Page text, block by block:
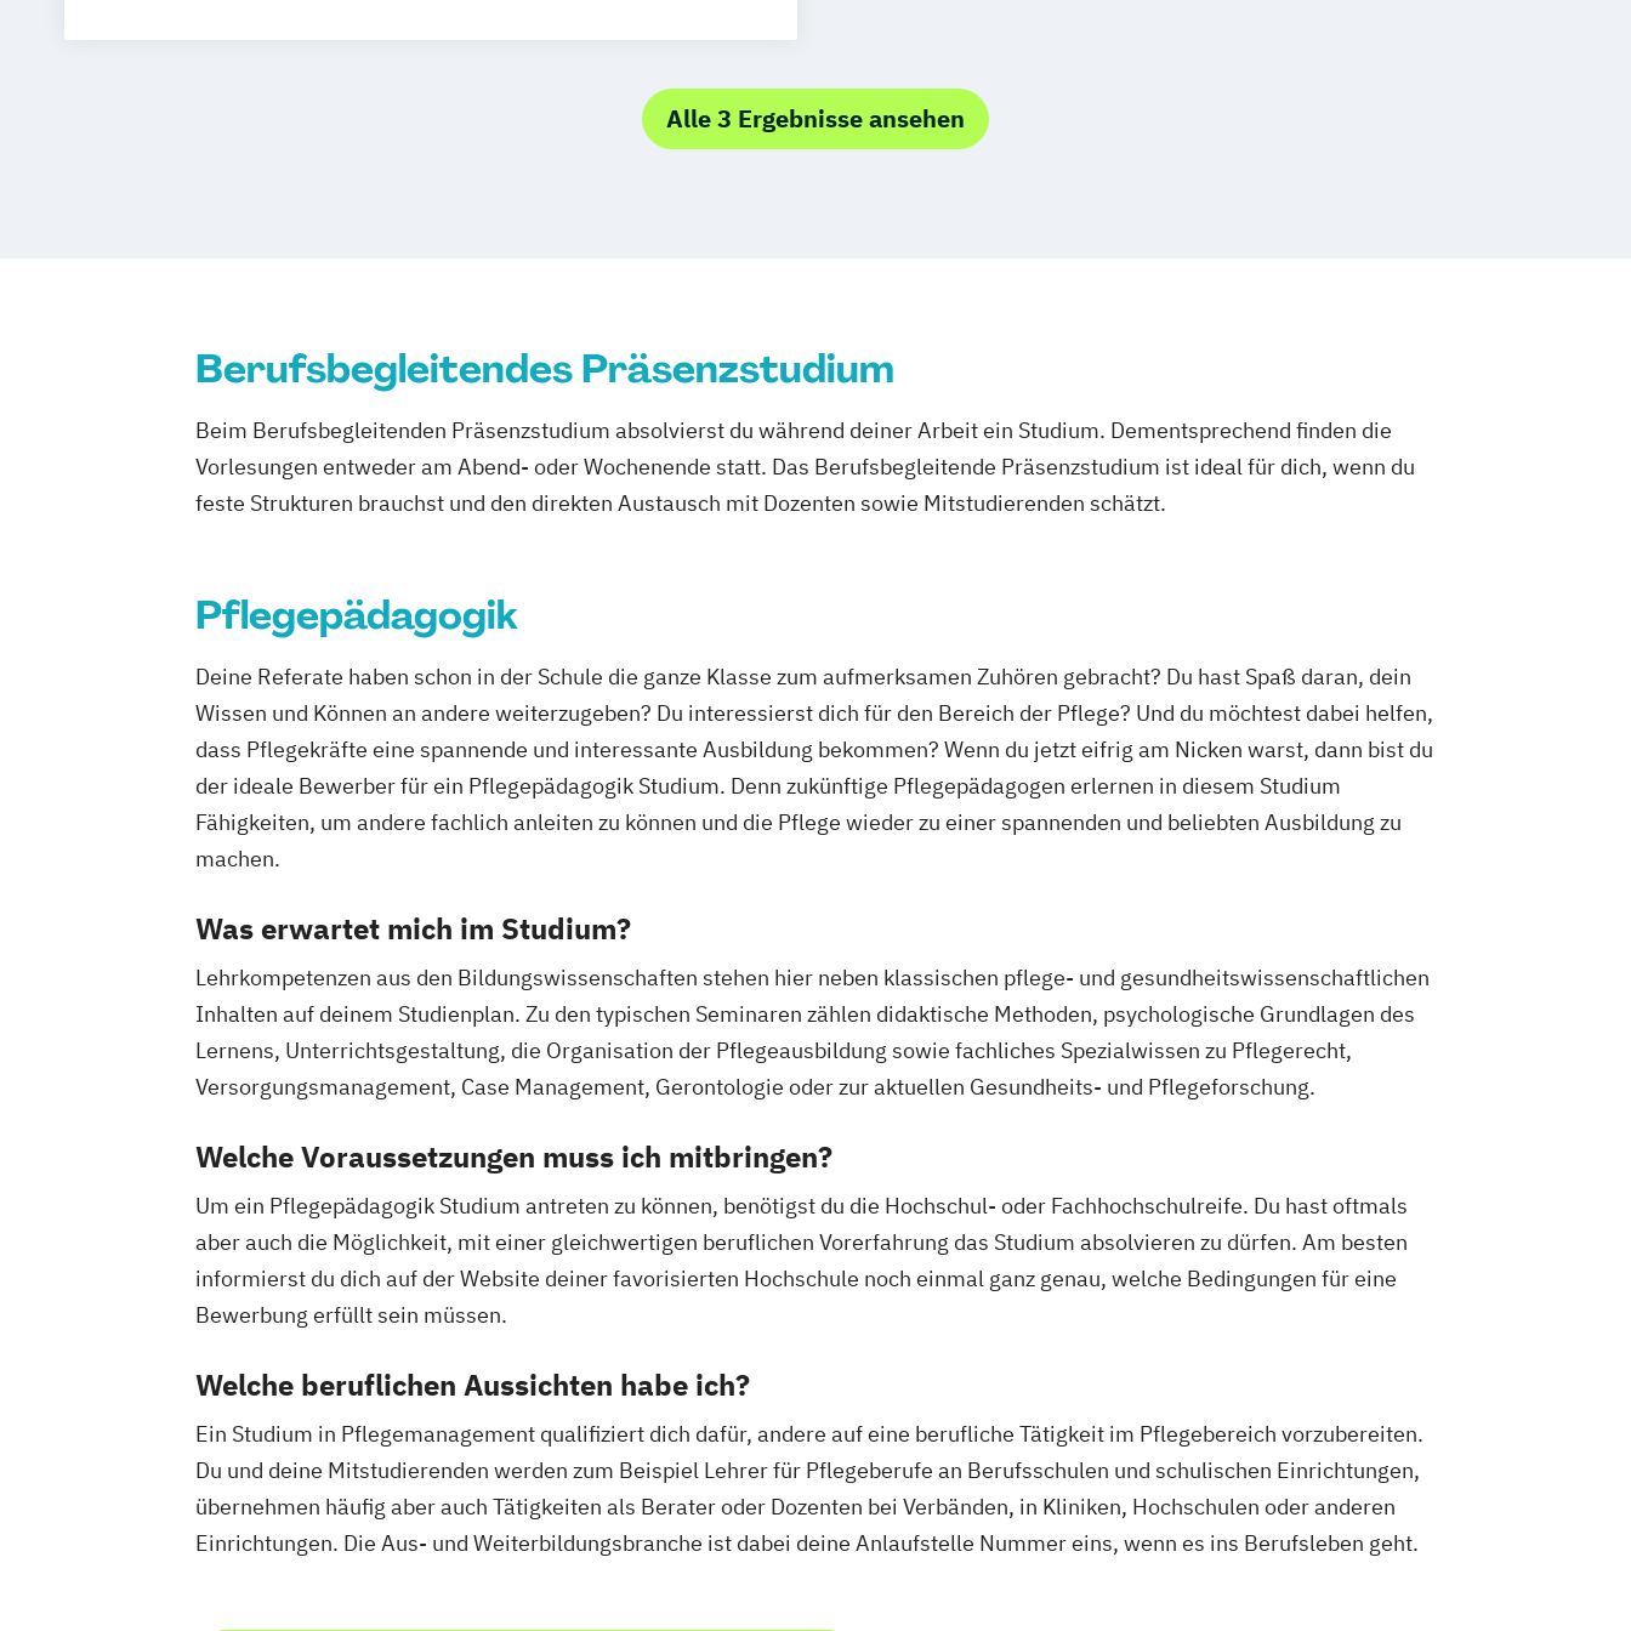
Pflege
Alle 3 Ergebnisse ansehen
Berufsbegleitendes Präsenzstudium
Beim Berufsbegleitenden Präsenzstudium absolvierst du während deiner Arbeit ein Studium. Dementsprechend finden die
Vorlesungen entweder am Abend- oder Wochenende statt. Das Berufsbegleitende Präsenzstudium ist ideal für dich, wenn du
feste Strukturen brauchst und den direkten Austausch mit Dozenten sowie Mitstudierenden schätzt.
Pflegepädagogik
Deine Referate haben schon in der Schule die ganze Klasse zum aufmerksamen Zuhören gebracht? Du hast Spaß daran, dein
Wissen und Können an andere weiterzugeben? Du interessierst dich für den Bereich der Pflege? Und du möchtest dabei helfen,
dass Pflegekräfte eine spannende und interessante Ausbildung bekommen? Wenn du jetzt eifrig am Nicken warst, dann bist du
der ideale Bewerber für ein Pflegepädagogik Studium. Denn zukünftige Pflegepädagogen erlernen in diesem Studium
Fähigkeiten, um andere fachlich anleiten zu können und die Pflege wieder zu einer spannenden und beliebten Ausbildung zu
machen.
Was erwartet mich im Studium?
Lehrkompetenzen aus den Bildungswissenschaften stehen hier neben klassischen pflege- und gesundheitswissenschaftlichen
Inhalten auf deinem Studienplan. Zu den typischen Seminaren zählen didaktische Methoden, psychologische Grundlagen des
Lernens, Unterrichtsgestaltung, die Organisation der Pflegeausbildung sowie fachliches Spezialwissen zu Pflegerecht,
Versorgungsmanagement, Case Management, Gerontologie oder zur aktuellen Gesundheits- und Pflegeforschung.
Welche Voraussetzungen muss ich mitbringen?
Um ein Pflegepädagogik Studium antreten zu können, benötigst du die Hochschul- oder Fachhochschulreife. Du hast oftmals
aber auch die Möglichkeit, mit einer gleichwertigen beruflichen Vorerfahrung das Studium absolvieren zu dürfen. Am besten
informierst du dich auf der Website deiner favorisierten Hochschule noch einmal ganz genau, welche Bedingungen für eine
Bewerbung erfüllt sein müssen.
Welche beruflichen Aussichten habe ich?
Ein Studium in Pflegemanagement qualifiziert dich dafür, andere auf eine berufliche Tätigkeit im Pflegebereich vorzubereiten.
Du und deine Mitstudierenden werden zum Beispiel Lehrer für Pflegeberufe an Berufsschulen und schulischen Einrichtungen,
übernehmen häufig aber auch Tätigkeiten als Berater oder Dozenten bei Verbänden, in Kliniken, Hochschulen oder anderen
Einrichtungen. Die Aus- und Weiterbildungsbranche ist dabei deine Anlaufstelle Nummer eins, wenn es ins Berufsleben geht.